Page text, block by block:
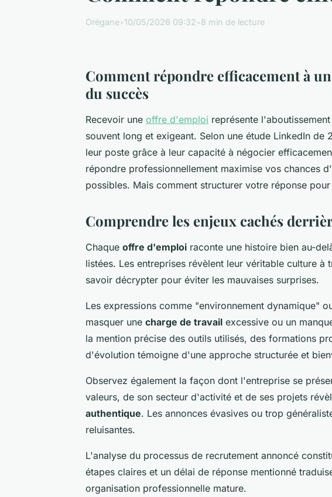
Orégane•10/05/2026 09:32•8 min de lecture
Comment répondre efficacement à
du succès
Recevoir une offre d'emploi représente
souvent long et exigeant. Selon une étude LinkedIn de
leur poste grâce à leur capacité à négocier
répondre professionnellement maximise vos chances
possibles. Mais comment structurer votre réponse
Comprendre les enjeux cachés
Chaque offre d'emploi raconte une histoire bien au-
listées. Les entreprises révèlent leur véritable culture
savoir décrypter pour éviter les mauvaises surprises.
Les expressions comme "environnement dynamique"
masquer une charge de travail excessive ou un
la mention précise des outils utilisés, des formations
d'évolution témoigne d'une approche structurée et
Observez également la façon dont l'entreprise se
valeurs, de son secteur d'activité et de ses projets
authentique. Les annonces évasives ou trop
reluisantes.
L'analyse du processus de recrutement annoncé
étapes claires et un délai de réponse mentionné
organisation professionnelle mature.